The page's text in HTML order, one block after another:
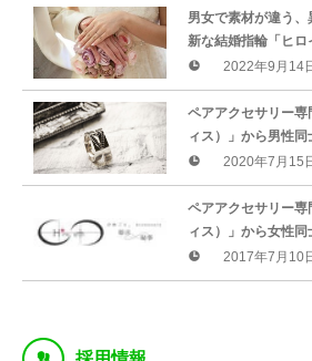
男女で素材が違う
新な結婚指輪「ヒ
が3年で累計販売数
性、目線は男性”が
2022年9月14
ペアアクセサリー
ィス）」から男性
イン「Fiss -
売を開始しました。
2020年7月15
ペアアクセサリー専
ィス）」から女性同
るブランド「
ラインナップ発売！
2017年7月10